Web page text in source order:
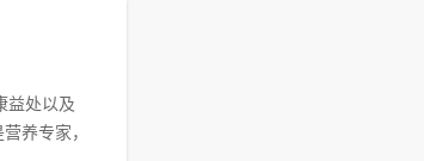
益处以及
养专家，